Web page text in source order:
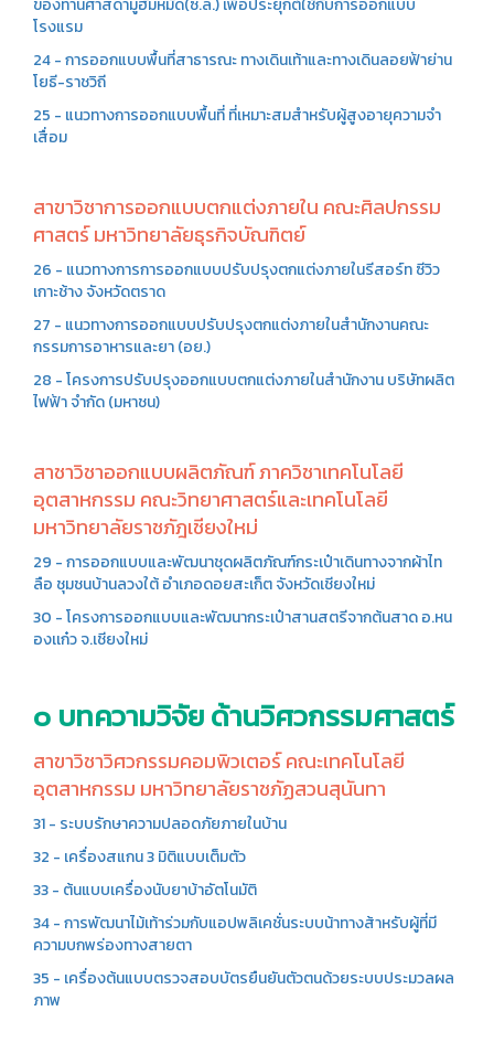
โรงแรม
24 - การออกแบบพื้นที่สาธารณะ ทางเดินเท้าและทางเดินลอยฟ้าย่าน
โยธี-ราชวิถี
25 - แนวทางการออกแบบพื้นที่ ที่เหมาะสมสำหรับผู้สูงอายุความจำ
เสื่อม
สาขาวิชาการออกแบบตกแต่งภายใน คณะศิลปกรรม
ศาสตร์ มหาวิทยาลัยธุรกิจบัณฑิตย์
26 - แนวทางการการออกแบบปรับปรุงตกแต่งภายในรีสอร์ท ซีวิว
เกาะช้าง จังหวัดตราด
27 - แนวทางการออกแบบปรับปรุงตกแต่งภายในสำนักงานคณะ
กรรมการอาหารและยา (อย.)
28 - โครงการปรับปรุงออกแบบตกแต่งภายในสำนักงาน บริษัทผลิต
ไฟฟ้า จำกัด (มหาชน)
สาชาวิชาออกแบบผลิตภัณฑ์ ภาควิชาเทคโนโลยี
อุตสาหกรรม คณะวิทยาศาสตร์และเทคโนโลยี
มหาวิทยาลัยราชภัฎเชียงใหม่
29 - การออกแบบและพัฒนาชุดผลิตภัณฑ์กระเป๋าเดินทางจากผ้าไท
ลือ ชุมชนบ้านลวงใต้ อำเภอดอยสะเก็ต จังหวัดเชียงใหม่
30 - โครงการออกแบบและพัฒนากระเป๋าสานสตรีจากต้นสาด อ.หน
องเเก๋ว จ.เชียงใหม่
๐ บทความวิจัย ด้านวิศวกรรมศาสตร์
สาขาวิชาวิศวกรรมคอมพิวเตอร์ คณะเทคโนโลยี
อุตสาหกรรม มหาวิทยาลัยราชภัฏสวนสุนันทา
31 - ระบบรักษาความปลอดภัยภายในบ้าน
32 - เครื่องสแกน 3 มิติแบบเต็มตัว
33 - ต้นแบบเครื่องนับยาบ้าอัตโนมัติ
34 - การพัฒนาไม้เท้าร่วมกับแอปพลิเคชั่นระบบน้าทางส้าหรับผู้ที่มี
ความบกพร่องทางสายตา
35 - เครื่องต้นแบบตรวจสอบบัตรยืนยันตัวตนด้วยระบบประมวลผล
ภาพ